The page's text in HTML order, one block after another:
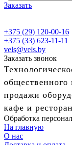
Заказать
+375 (29) 120-00-16
+375 (33) 623-11-11
vels@vels.by
Заказать звонок
продажи
кафе и
Обработка
На главную
О нас